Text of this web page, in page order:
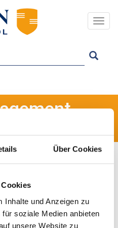
Über Cookies
Inhalte und Anzeigen zu
soziale Medien anbieten
unsere Website zu
Navigation
and any need for action,
quality of our consulting by the
disciplines such as: